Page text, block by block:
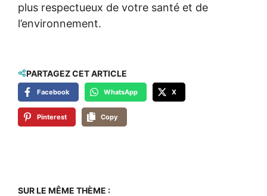
plus respectueux de votre santé et de
l’environnement.
PARTAGEZ CET ARTICLE
Facebook WhatsApp X
Pinterest Copy
SUR LE MÊME THÈME :